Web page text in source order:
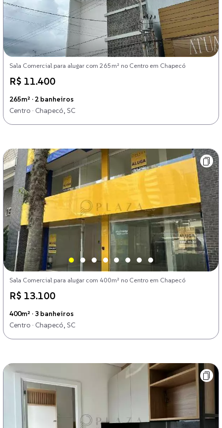
Sala Comercial para alugar com 265m² no Centro em Chapecó
R$ 11.400
265m² · 2 banheiros
Centro · Chapecó, SC
Sala Comercial para alugar com 400m² no Centro em Chapecó
R$ 13.100
400m² · 3 banheiros
Centro · Chapecó, SC